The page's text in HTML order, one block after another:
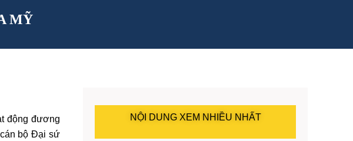
MỸ
động đương
bộ Đại sứ
NỘI DUNG XEM NHIỀU NHẤT